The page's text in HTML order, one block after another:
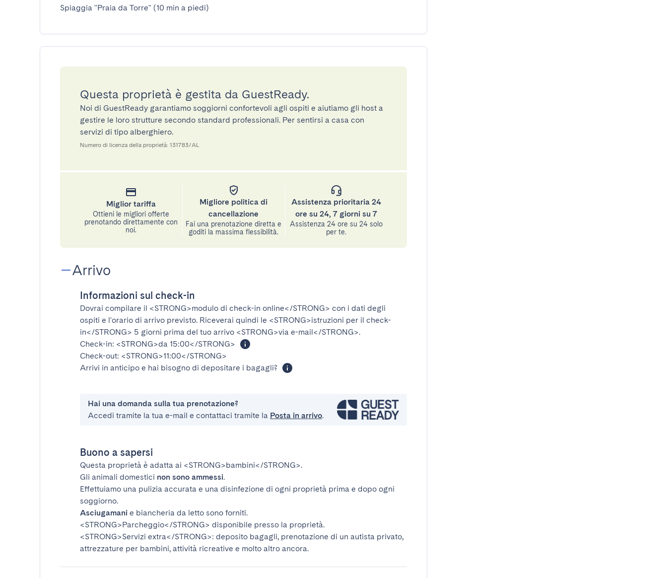
Spiaggia "Praia da Torre" (10 min a piedi)
Questa proprietà è gestita da GuestReady.
Noi di GuestReady garantiamo soggiorni confortevoli agli ospiti e aiutiamo gli host a
gestire le loro strutture secondo standard professionali. Per sentirsi a casa con
servizi di tipo alberghiero.
Numero di licenza della proprietà: 131783/AL
Miglior tariffa
Ottieni le migliori offerte
prenotando direttamente con
noi.
Migliore politica di
cancellazione
Fai una prenotazione diretta e
goditi la massima flessibilità.
Assistenza prioritaria 24
ore su 24, 7 giorni su 7
Assistenza 24 ore su 24 solo
per te.
Arrivo
Informazioni sul check-in
Dovrai compilare il <STRONG>modulo di check-in online</STRONG> con i dati degli
ospiti e l'orario di arrivo previsto. Riceverai quindi le <STRONG>istruzioni per il check-
in</STRONG> 5 giorni prima del tuo arrivo <STRONG>via e-mail</STRONG>.
Check-in: <STRONG>da 15:00</STRONG>
Check-out: <STRONG>11:00</STRONG>
Arrivi in anticipo e hai bisogno di depositare i bagagli?
Hai una domanda sulla tua prenotazione?
Accedi tramite la tua e-mail e contattaci tramite la Posta in arrivo.
Buono a sapersi
Questa proprietà è adatta ai <STRONG>bambini</STRONG>.
Gli animali domestici non sono ammessi.
Effettuiamo una pulizia accurata e una disinfezione di ogni proprietà prima e dopo ogni
soggiorno.
Asciugamani e biancheria da letto sono forniti.
<STRONG>Parcheggio</STRONG> disponibile presso la proprietà.
<STRONG>Servizi extra</STRONG>: deposito bagagli, prenotazione di un autista privato,
attrezzature per bambini, attività ricreative e molto altro ancora.